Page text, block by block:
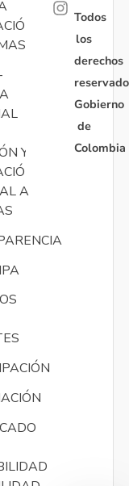
Y
A
Todos
los
derechos
Gobierno
de
Colombia